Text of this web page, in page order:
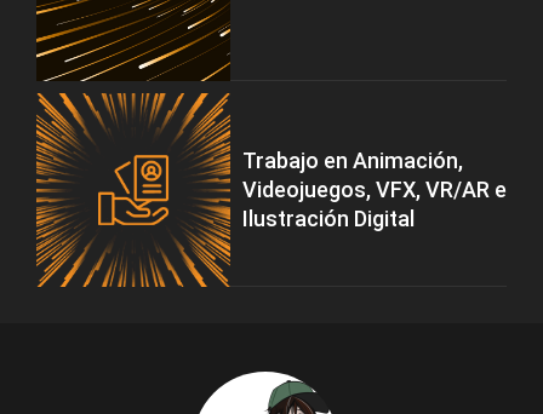
Trabajo en Animación,
Videojuegos, VFX, VR/AR e
Ilustración Digital